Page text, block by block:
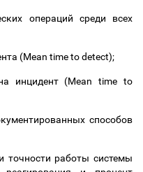
операций среди всех
(Mean time to detect);
инцидент (Mean time to
способов
точности работы системы